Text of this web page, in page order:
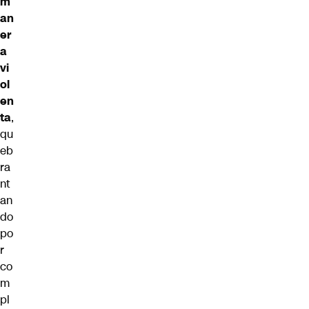
an
er
a
vi
ol
en
ta,
qu
eb
ra
nt
an
do
po
r
co
m
pl